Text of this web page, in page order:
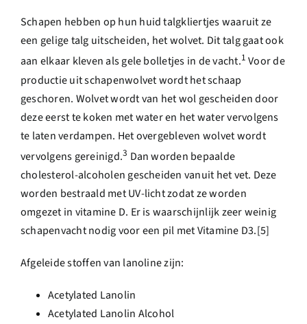
Schapen hebben op hun huid talgkliertjes waaruit ze
een gelige talg uitscheiden, het wolvet. Dit talg gaat ook
aan elkaar kleven als gele bolletjes in de vacht.1 Voor de
productie uit schapenwolvet wordt het schaap
geschoren. Wolvet wordt van het wol gescheiden door
deze eerst te koken met water en het water vervolgens
te laten verdampen. Het overgebleven wolvet wordt
vervolgens gereinigd.3 Dan worden bepaalde
cholesterol-alcoholen gescheiden vanuit het vet. Deze
worden bestraald met UV-licht zodat ze worden
omgezet in vitamine D. Er is waarschijnlijk zeer weinig
schapenvacht nodig voor een pil met Vitamine D3.[5]
Afgeleide stoffen van lanoline zijn:
Acetylated Lanolin
Acetylated Lanolin Alcohol